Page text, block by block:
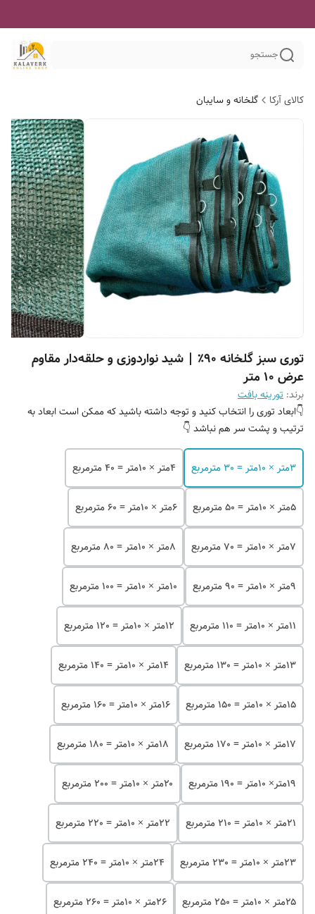
جستجو
کالای آرکا گلخانه و سایبان
توری سبز گلخانه 90٪ | شید نواردوزی و حلقه‌دار مقاوم
عرض 10 متر
برند: تورینه بافت
👇ابعاد توری را انتخاب کنید و توجه داشته باشید که ممکن است ابعاد به
ترتیب و پشت سر هم نباشد 👇
۳متر × 10متر = 30 مترمربع ۴متر × 10متر = 40 مترمربع
۵متر × 10متر = 50 مترمربع ۶متر × 10متر = 60 مترمربع
۷متر × 10متر = 70 مترمربع ۸متر × 10متر = 80 مترمربع
۹متر × 10متر = 90 مترمربع ۱۰متر × 10متر = 100 مترمربع
۱۱متر × 10متر = 110 مترمربع ۱۲متر × 10متر = 120 مترمربع
۱۳متر × 10متر = 130 مترمربع ۱۴متر × 10متر = 140 مترمربع
۱۵متر × 10متر = 150 مترمربع ۱۶متر × 10متر = 160 مترمربع
۱۷متر × 10متر = 170 مترمربع ۱۸متر × 10متر = 180 مترمربع
۱۹متر× 10متر = 190 مترمربع ۲۰متر × 10متر = 200 مترمربع
۲۱متر × 10متر = 210 مترمربع ۲۲متر × 10متر = 220 مترمربع
۲۳متر × 10متر = 230 مترمربع ۲۴متر × 10متر = 240 مترمربع
۲۵متر × 10متر = 250 مترمربع ۲۶متر × 10متر = 260 مترمربع